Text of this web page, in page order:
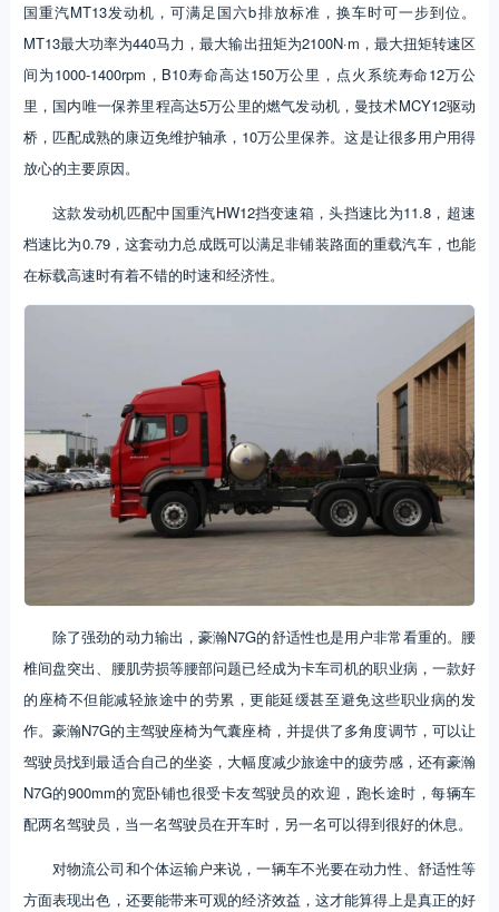
国重汽MT13发动机，可满足国六b排放标准，换车时可一步到位。
MT13最大功率为440马力，最大输出扭矩为2100N·m，最大扭矩转速区
间为1000-1400rpm，B10寿命高达150万公里，点火系统寿命12万公
里，国内唯一保养里程高达5万公里的燃气发动机，曼技术MCY12驱动
桥，匹配成熟的康迈免维护轴承，10万公里保养。这是让很多用户用得
放心的主要原因。
这款发动机匹配中国重汽HW12挡变速箱，头挡速比为11.8，超速
档速比为0.79，这套动力总成既可以满足非铺装路面的重载汽车，也能
在标载高速时有着不错的时速和经济性。
除了强劲的动力输出，豪瀚N7G的舒适性也是用户非常看重的。腰
椎间盘突出、腰肌劳损等腰部问题已经成为卡车司机的职业病，一款好
的座椅不但能减轻旅途中的劳累，更能延缓甚至避免这些职业病的发
作。豪瀚N7G的主驾驶座椅为气囊座椅，并提供了多角度调节，可以让
驾驶员找到最适合自己的坐姿，大幅度减少旅途中的疲劳感，还有豪瀚
N7G的900mm的宽卧铺也很受卡友驾驶员的欢迎，跑长途时，每辆车
配两名驾驶员，当一名驾驶员在开车时，另一名可以得到很好的休息。
对物流公司和个体运输户来说，一辆车不光要在动力性、舒适性等
方面表现出色，还要能带来可观的经济效益，这才能算得上是真正的好